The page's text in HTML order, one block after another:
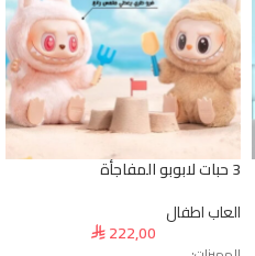
3 حبات لابوبو المفاجأة
العاب اطفال
⃁222,00